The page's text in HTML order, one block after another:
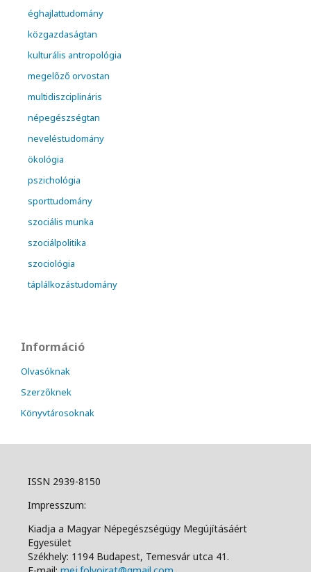
éghajlattudomány
közgazdaságtan
kulturális antropológia
megelőző orvostan
multidiszciplináris
népegészségtan
neveléstudomány
ökológia
pszichológia
sporttudomány
szociális munka
szociálpolitika
szociológia
táplálkozástudomány
Információ
Olvasóknak
Szerzőknek
Könyvtárosoknak
ISSN 2939-8150
Impresszum:
Kiadja a Magyar Népegészségügy Megújításáért
Egyesület
Székhely: 1194 Budapest, Temesvár utca 41.